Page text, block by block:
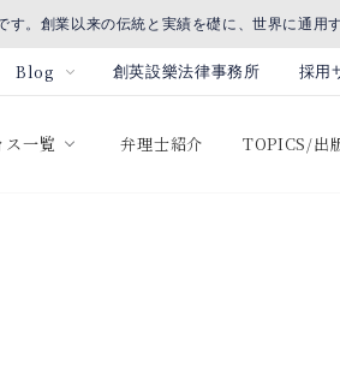
。創業以来の伝統と実績を礎に、世界に通用
Blog 創英設樂法律事務所 採用
ス一覧 弁理士紹介 TOPICS/出